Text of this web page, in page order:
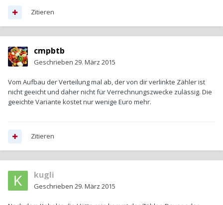
Zitieren
cmpbtb
Geschrieben 29. März 2015
Vom Aufbau der Verteilung mal ab, der von dir verlinkte Zähler ist
nicht geeicht und daher nicht für Verrechnungszwecke zulässig. Die
geeichte Variante kostet nur wenige Euro mehr.
Zitieren
kugli
Geschrieben 29. März 2015